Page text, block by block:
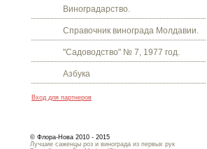
Виноградарство.
Справочник винограда Молдавии.
"Садоводство" № 7, 1977 год.
Азбука
Вход для партнеров
© Флора-Нова 2010 - 2015
Лучшие саженцы роз и винограда из первых рук